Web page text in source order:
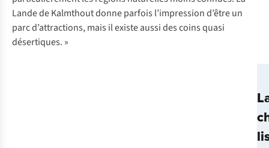
Lande de Kalmthout donne parfois l’impression d’être un
parc d’attractions, mais il existe aussi des coins quasi
désertiques. »